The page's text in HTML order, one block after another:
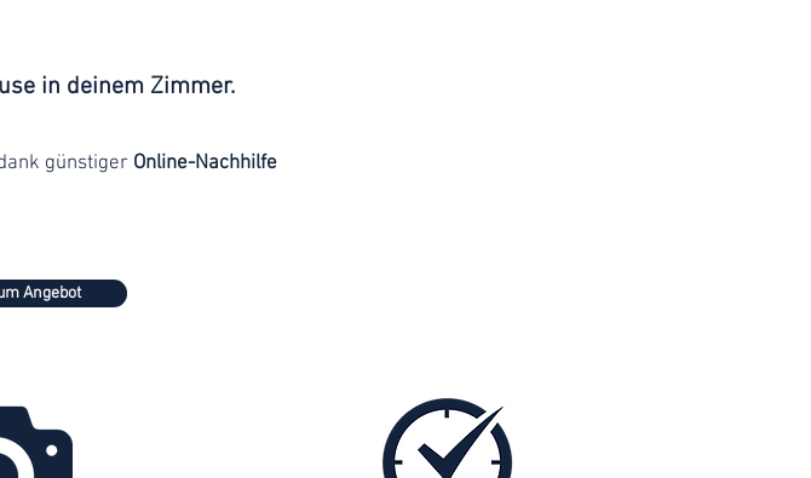
in deinem Zimmer.
günstiger Online-Nachhilfe
Angebot